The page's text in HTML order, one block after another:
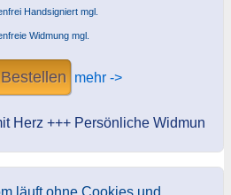
Handsigniert mgl.
Widmung mgl.
mehr ->
+++ Persönliche Widmung
läuft ohne Cookies und